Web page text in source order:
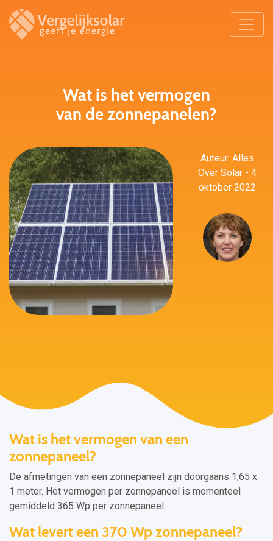
Wat is het vermogen
van de zonnepanelen?
Auteur: Alles
Over Solar - 4
oktober 2022
Wat is het vermogen van een
zonnepaneel?
De afmetingen van een zonnepaneel zijn doorgaans 1,65 x
1 meter. Het vermogen per zonnepaneel is momenteel
gemiddeld 365 Wp per zonnepaneel.
Wat levert een 370 Wp zonnepaneel?